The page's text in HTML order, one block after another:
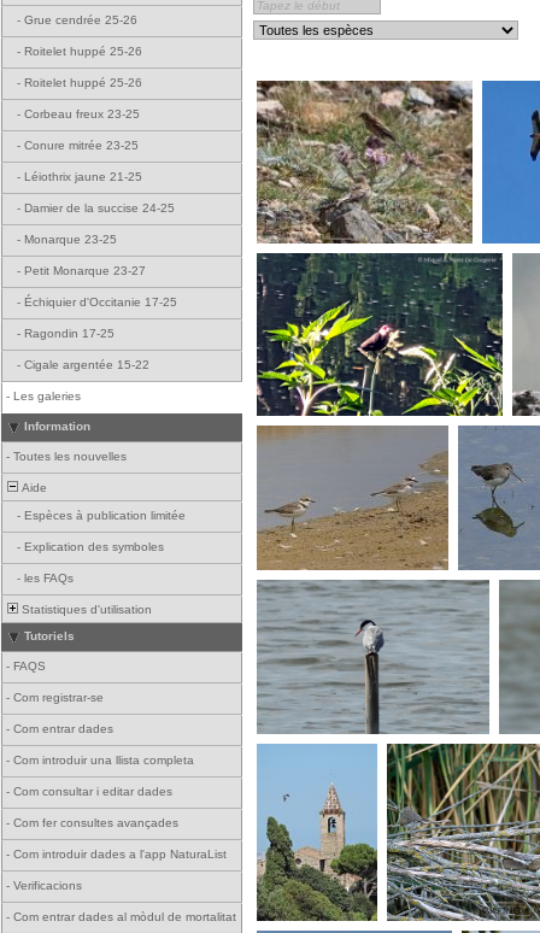
- Grue cendrée 25-26
- Roitelet huppé 25-26
- Roitelet huppé 25-26
- Corbeau freux 23-25
- Conure mitrée 23-25
- Léiothrix jaune 21-25
- Damier de la succise 24-25
- Monarque 23-25
- Petit Monarque 23-27
- Échiquier d'Occitanie 17-25
- Ragondin 17-25
- Cigale argentée 15-22
- Les galeries
Information
- Toutes les nouvelles
Aide
- Espèces à publication limitée
- Explication des symboles
- les FAQs
Statistiques d'utilisation
Tutoriels
- FAQS
- Com registrar-se
- Com entrar dades
- Com introduir una llista completa
- Com consultar i editar dades
- Com fer consultes avançades
- Com introduir dades a l'app NaturaList
- Verificacions
- Com entrar dades al mòdul de mortalitat